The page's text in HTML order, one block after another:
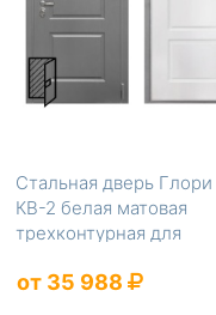
Стальная дверь Глори
КВ-2 белая матовая
трехконтурная для
от 35 988